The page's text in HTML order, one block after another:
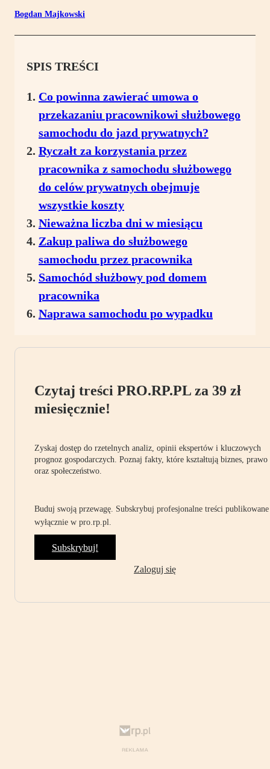
Bogdan Majkowski
SPIS TREŚCI
Co powinna zawierać umowa o
przekazaniu pracownikowi służbowego
samochodu do jazd prywatnych?
Ryczałt za korzystania przez
pracownika z samochodu służbowego
do celów prywatnych obejmuje
wszystkie koszty
Nieważna liczba dni w miesiącu
Zakup paliwa do służbowego
samochodu przez pracownika
Samochód służbowy pod domem
pracownika
Naprawa samochodu po wypadku
Czytaj treści PRO.RP.PL za 39 zł
miesięcznie!
Zyskaj dostęp do rzetelnych analiz, opinii ekspertów i kluczowych
prognoz gospodarczych. Poznaj fakty, które kształtują biznes, prawo
oraz społeczeństwo.
Buduj swoją przewagę. Subskrybuj profesjonalne treści publikowane
wyłącznie w pro.rp.pl.
Subskrybuj!
Zaloguj się